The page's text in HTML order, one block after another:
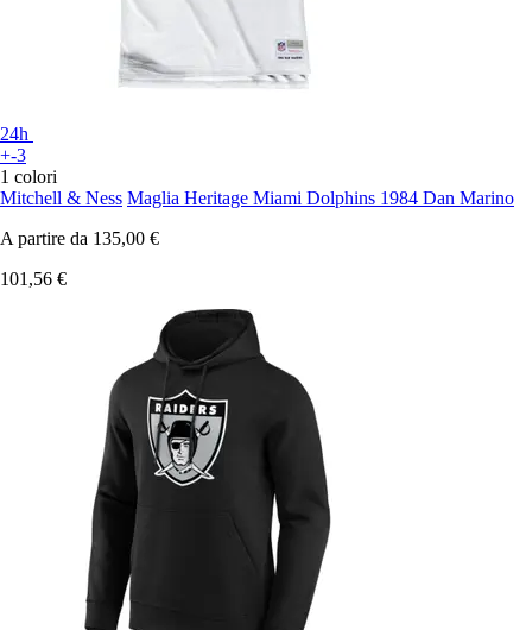
24h
+-3
1 colori
Mitchell & Ness Maglia Heritage Miami Dolphins 1984 Dan Marino
A partire da 135,00 €
101,56 €